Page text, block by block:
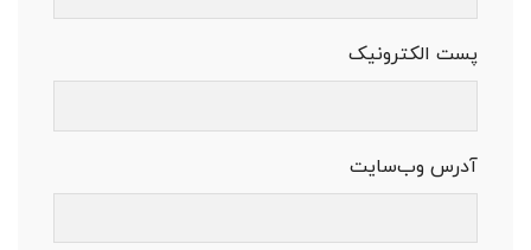
پست الکترونیک
آدرس وب‌سایت